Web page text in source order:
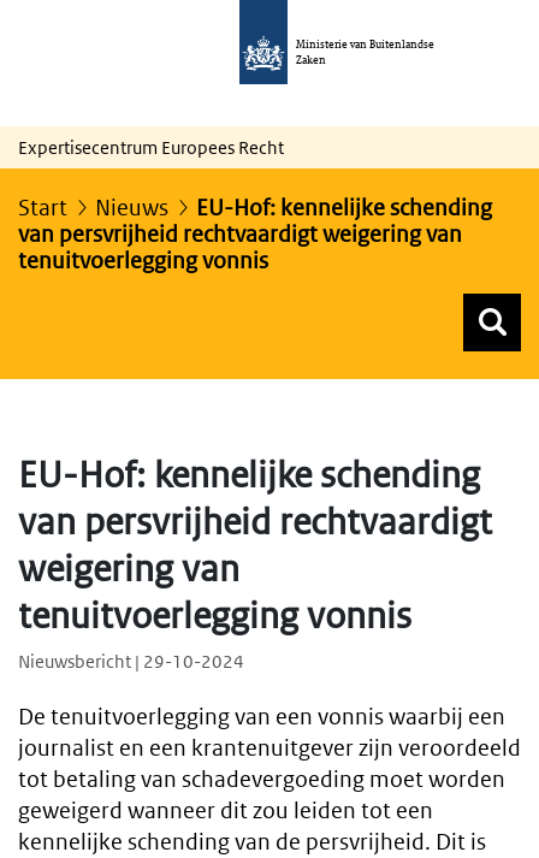
Ministerie van Buitenlandse
Zaken
Expertisecentrum Europees Recht
Start Nieuws
EU-Hof: kennelijke schending
van persvrijheid rechtvaardigt weigering van
tenuitvoerlegging vonnis
EU-Hof: kennelijke schending
van persvrijheid rechtvaardigt
weigering van
tenuitvoerlegging vonnis
Nieuwsbericht | 29-10-2024
De tenuitvoerlegging van een vonnis waarbij een
journalist en een krantenuitgever zijn veroordeeld
tot betaling van schadevergoeding moet worden
geweigerd wanneer dit zou leiden tot een
kennelijke schending van de persvrijheid. Dit is